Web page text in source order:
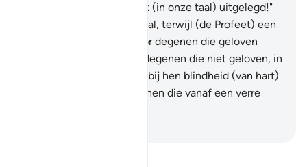
zijn Verzen maar duidelijk (in onze taal) uitgelegd!"
(Hij is) in een vreemde taal, terwijl (de Profeet) een
Arabier is! Zeg: "Hij is voor degenen die geloven
Leiding en genezing. En degenen die niet geloven, in
hun oren is doofheid, die bij hen blindheid (van hart)
veroorzaakt. Zij zijn degenen die vanaf een verre